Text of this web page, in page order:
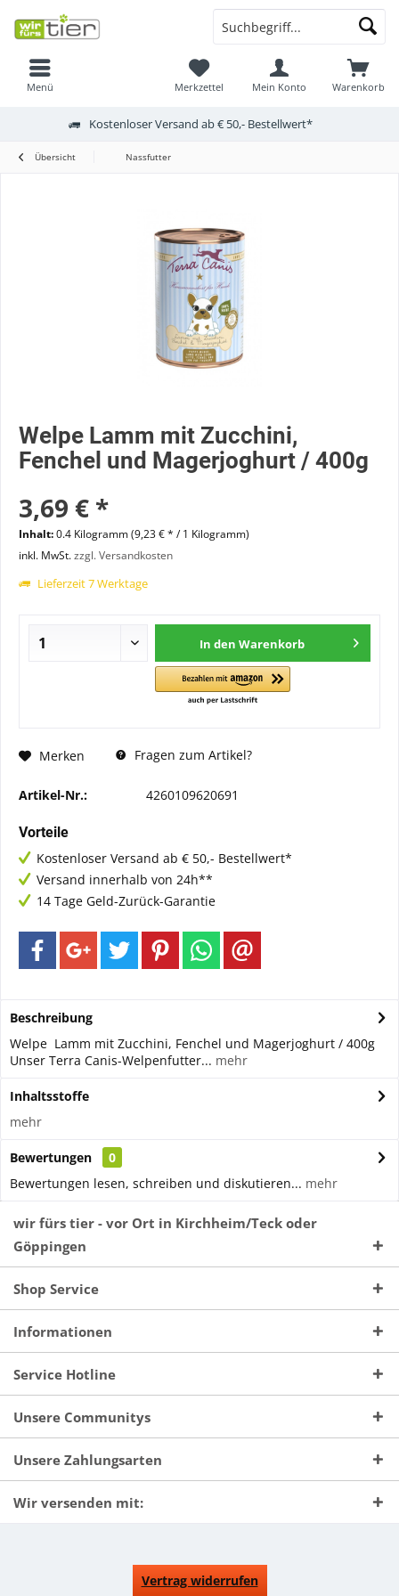
Menü Warenkorb
Merkzettel Mein Konto
Kostenloser Versand ab € 50,- Bestellwert*
Übersicht Nassfutter
Welpe Lamm mit Zucchini,
Fenchel und Magerjoghurt / 400g
3,69 € *
Inhalt:0.4 Kilogramm (9,23 € * / 1 Kilogramm)
inkl. MwSt.zzgl. Versandkosten
Lieferzeit 7 Werktage
In den Warenkorb
Merken Fragen zum Artikel?
Artikel-Nr.: 4260109620691
Vorteile
Kostenloser Versand ab € 50,- Bestellwert*
Versand innerhalb von 24h**
14 Tage Geld-Zurück-Garantie
Beschreibung
Welpe Lamm mit Zucchini, Fenchel und Magerjoghurt / 400g
Unser Terra Canis-Welpenfutter... mehr
Inhaltsstoffe
mehr
Bewertungen
0
Bewertungen lesen, schreiben und diskutieren... mehr
wir fürs tier - vor Ort in Kirchheim/Teck oder
Göppingen
Shop Service
Informationen
Service Hotline
Unsere Communitys
Unsere Zahlungsarten
Wir versenden mit:
Vertrag widerrufen